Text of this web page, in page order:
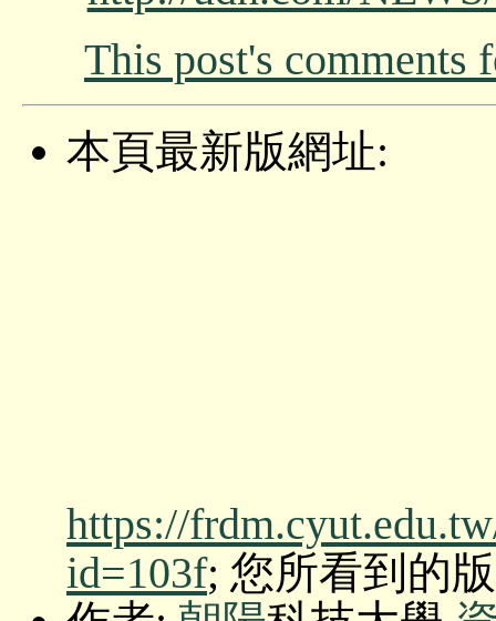
This post's comments
本頁最新版網址:
https://
id=103f; 您所看到的版